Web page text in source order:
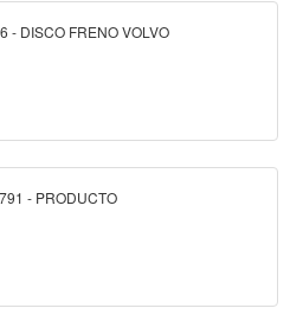
- DISCO FRENO VOLVO
- PRODUCTO